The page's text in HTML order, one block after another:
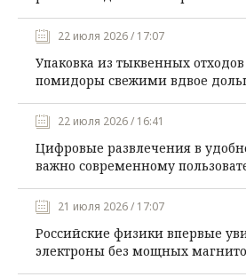
22 июля 2026 / 17:07
Упаковка из тыквенных
помидоры свежими вдвое
22 июля 2026 / 16:41
Цифровые развлечения в
важно современному
21 июля 2026 / 17:07
Российские физики впервые
электроны без мощных